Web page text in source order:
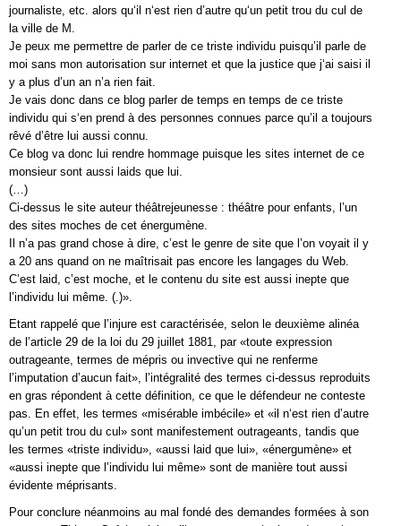
journaliste, etc. alors qu‘il n‘est rien d’autre qu‘un petit trou du cul de
la ville de M.
Je peux me permettre de parler de ce triste individu puisqu’il parle de
moi sans mon autorisation sur internet et que la justice que j‘ai saisi il
y a plus d’un an n’a rien fait.
Je vais donc dans ce blog parler de temps en temps de ce triste
individu qui s‘en prend à des personnes connues parce qu’il a toujours
rêvé d’être lui aussi connu.
Ce blog va donc lui rendre hommage puisque les sites internet de ce
monsieur sont aussi laids que lui.
(…)
Ci-dessus le site auteur théâtrejeunesse : théâtre pour enfants, l’un
des sites moches de cet énergumène.
Il n’a pas grand chose à dire, c’est le genre de site que l’on voyait il y
a 20 ans quand on ne maîtrisait pas encore les langages du Web.
C’est laid, c’est moche, et le contenu du site est aussi inepte que
l’individu lui même. (.)».
Etant rappelé que l’injure est caractérisée, selon le deuxième alinéa
de l’article 29 de la loi du 29 juillet 1881, par «toute expression
outrageante, termes de mépris ou invective qui ne renferme
l’imputation d’aucun fait», l’intégralité des termes ci-dessus reproduits
en gras répondent à cette définition, ce que le défendeur ne conteste
pas. En effet, les termes «misérable imbécile» et «il n‘est rien d’autre
qu’un petit trou du cul» sont manifestement outrageants, tandis que
les termes «triste individu», «aussi laid que lui», «énergumène» et
«aussi inepte que l’individu lui même» sont de manière tout aussi
évidente méprisants.
Pour conclure néanmoins au mal fondé des demandes formées à son